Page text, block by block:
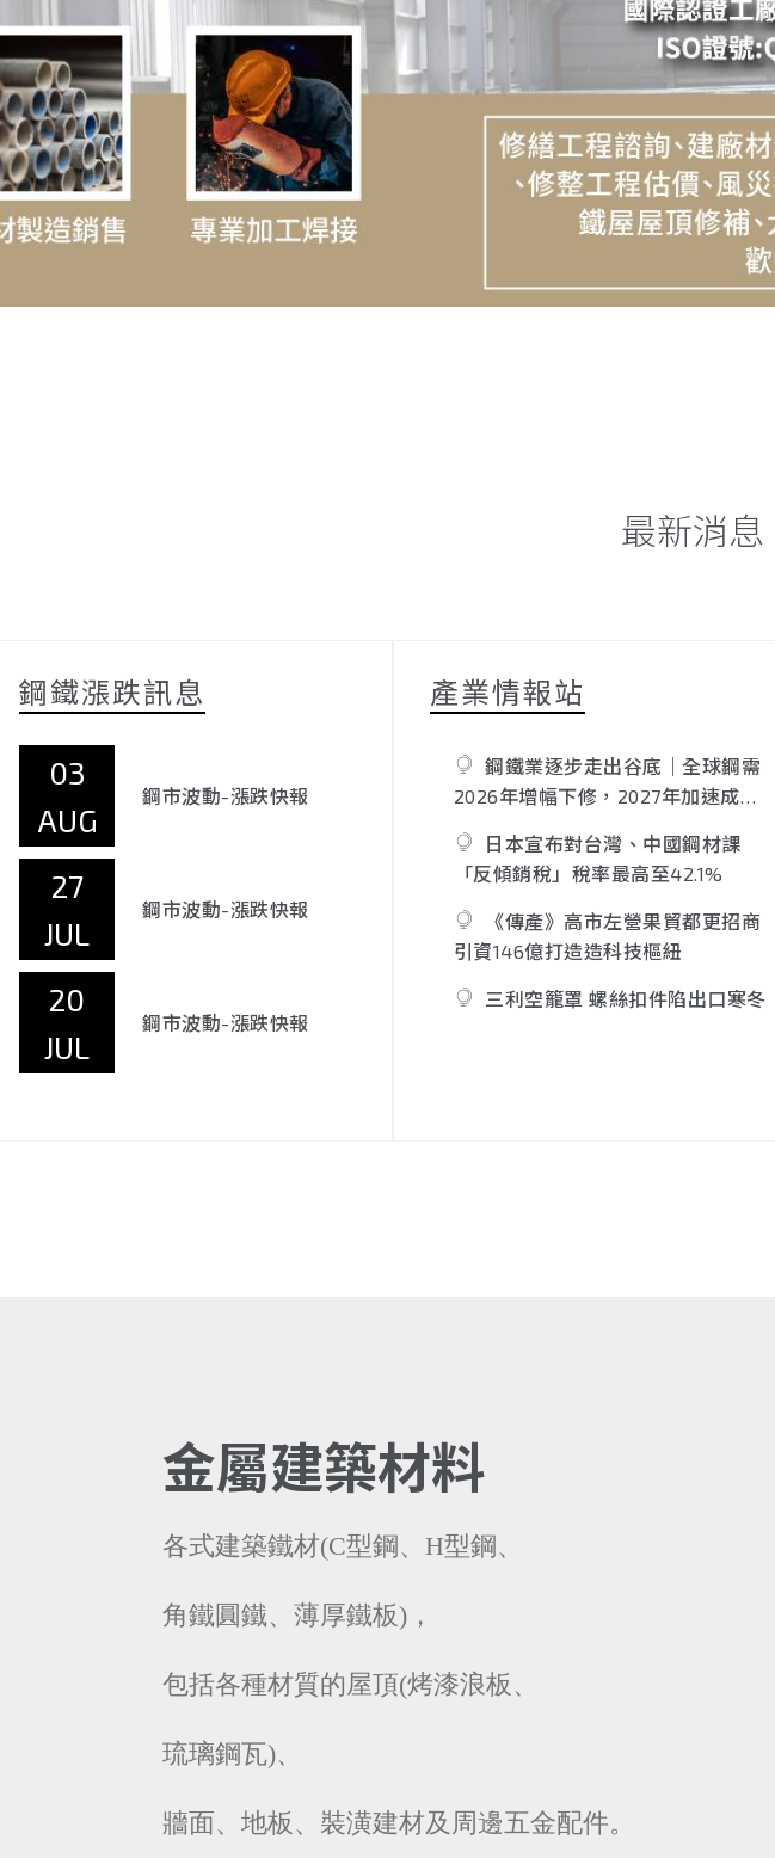
最新消息
鋼鐵漲跌訊息
03
AUG
鋼市波動-漲跌快報
27
JUL
鋼市波動-漲跌快報
20
JUL
鋼市波動-漲跌快報
產業情報站
鋼鐵業逐步走出谷底｜全球鋼需
2026年增幅下修，2027年加速成
日本宣布對台灣、中國鋼材課
「反傾銷稅」稅率最高至42.1%
《傳產》高市左營果貿都更招商
引資146億打造造科技樞紐
三利空籠罩 螺絲扣件陷出口寒冬
金屬建築材料
各式建築鐵材(C型鋼、H型鋼、
角鐵圓鐵、薄厚鐵板) ，
包括各種材質的屋頂(烤漆浪板、
琉璃鋼瓦)、
牆面、地板、裝潢建材及周邊五金配件。